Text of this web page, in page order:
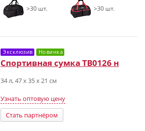
>30 шт. >30 шт.
Эксклюзив Новинка
Спортивная сумка ТВ0126 н
34 л, 47 х 35 х 21 см
Узнать оптовую цену
Стать партнёром